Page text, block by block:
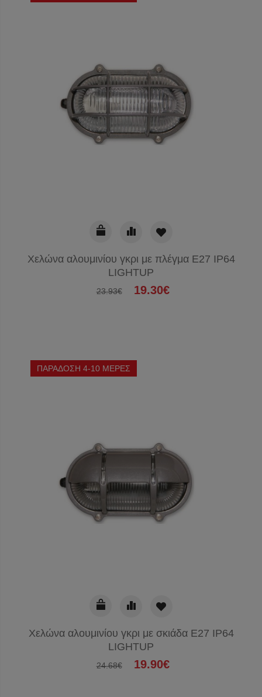
Χελώνα αλουμινίου γκρι με πλέγμα E27 IP64
LIGHTUP
23.93€ 19.30€
ΠΑΡΑΔΟΣΗ 4-10 ΜΕΡΕΣ
Χελώνα αλουμινίου γκρι με σκιάδα E27 IP64
LIGHTUP
24.68€ 19.90€